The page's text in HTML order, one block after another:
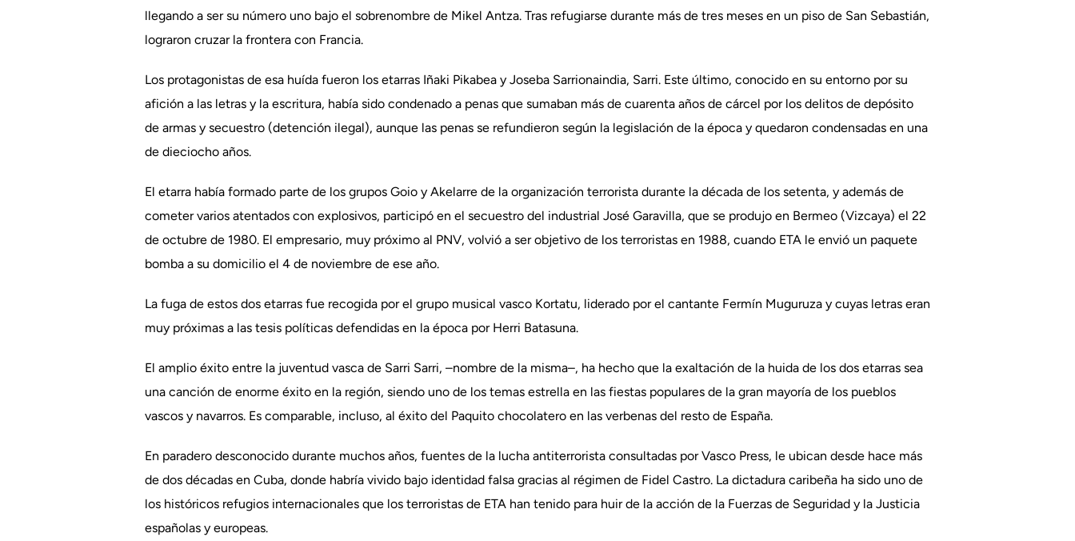
llegando a ser su número uno bajo el sobrenombre de Mikel Antza. Tras refugiarse durante más de tres meses en un piso de San Sebastián,
lograron cruzar la frontera con Francia.
Los protagonistas de esa huída fueron los etarras Iñaki Pikabea y Joseba Sarrionaindia, Sarri. Este último, conocido en su entorno por su
afición a las letras y la escritura, había sido condenado a penas que sumaban más de cuarenta años de cárcel por los delitos de depósito
de armas y secuestro (detención ilegal), aunque las penas se refundieron según la legislación de la época y quedaron condensadas en una
de dieciocho años.
El etarra había formado parte de los grupos Goio y Akelarre de la organización terrorista durante la década de los setenta, y además de
cometer varios atentados con explosivos, participó en el secuestro del industrial José Garavilla, que se produjo en Bermeo (Vizcaya) el 22
de octubre de 1980. El empresario, muy próximo al PNV, volvió a ser objetivo de los terroristas en 1988, cuando ETA le envió un paquete
bomba a su domicilio el 4 de noviembre de ese año.
La fuga de estos dos etarras fue recogida por el grupo musical vasco Kortatu, liderado por el cantante Fermín Muguruza y cuyas letras eran
muy próximas a las tesis políticas defendidas en la época por Herri Batasuna.
El amplio éxito entre la juventud vasca de Sarri Sarri, –nombre de la misma–, ha hecho que la exaltación de la huida de los dos etarras sea
una canción de enorme éxito en la región, siendo uno de los temas estrella en las fiestas populares de la gran mayoría de los pueblos
vascos y navarros. Es comparable, incluso, al éxito del Paquito chocolatero en las verbenas del resto de España.
En paradero desconocido durante muchos años, fuentes de la lucha antiterrorista consultadas por Vasco Press, le ubican desde hace más
de dos décadas en Cuba, donde habría vivido bajo identidad falsa gracias al régimen de Fidel Castro. La dictadura caribeña ha sido uno de
los históricos refugios internacionales que los terroristas de ETA han tenido para huir de la acción de la Fuerzas de Seguridad y la Justicia
españolas y europeas.